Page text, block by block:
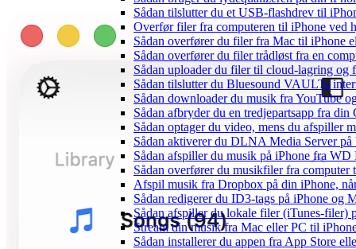
Sådan tilslutter du et USB-flashdrev til
Overfør filer fra computeren til iPhone
Sådan overfører du filer fra Mac til iPhone
Sådan overfører du filer trådløst fra en
Sådan uploader du filer til cloud-lagring
Sådan tilslutter du Bluesound VAULTs
Sådan downloader du musik fra YouTube
Sådan afbryder du en tredjepartsapp fra din
Sådan optager du video, mens du afspiller
Sådan aktiverer du DLNA Media Server
Sådan afspiller du musik på iPhone fra
Sådan overfører du musikfiler fra
Afspil musik fra Dropbox på din iPhone,
Sådan redigerer du ID3-tags på iPhone og
Sådan afspiller du lokale filer (iTunes-filer)
Stream din musik fra Mac eller PC til
Sådan installerer du appen fra App Store